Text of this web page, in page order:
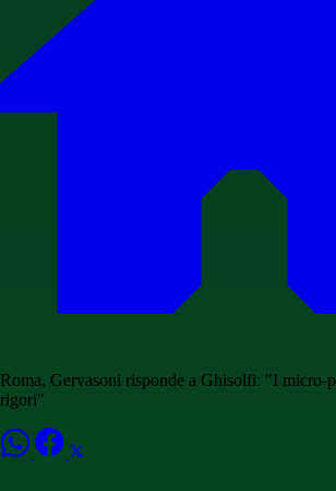
Roma, Gervasoni risponde a Ghisolfi: "I micro-
rigori"